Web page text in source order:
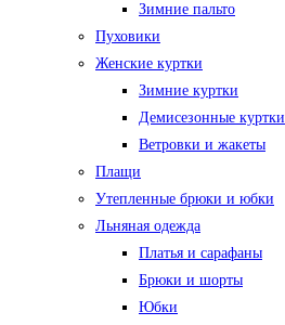
Зимние пальто
Пуховики
Женские куртки
Зимние куртки
Демисезонные куртки
Ветровки и жакеты
Плащи
Утепленные брюки и юбки
Льняная одежда
Платья и сарафаны
Брюки и шорты
Юбки